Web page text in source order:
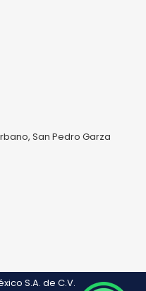
San Pedro Garza
S.A. de C.V.